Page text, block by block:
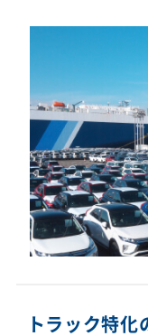
トラック特